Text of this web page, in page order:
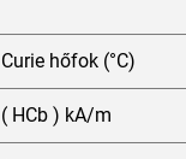
Curie hőfok (°C)
( HCb ) kA/m